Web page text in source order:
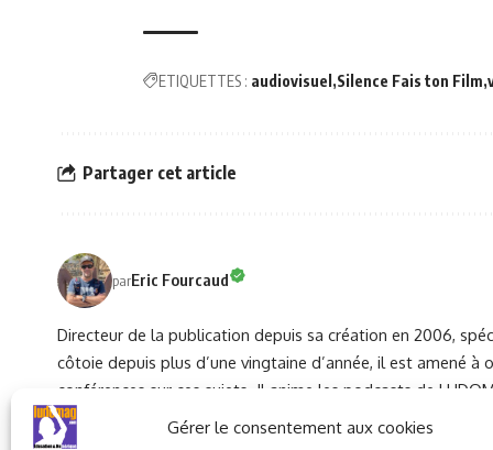
Gérer le consentement aux cookies
ETIQUETTES : audiovisuel Silence Fais ton Film
Partager cet article
parEric Fourcaud
Directeur de la publication depuis sa création en 2006,
côtoie depuis plus d’une vingtaine d’année, il est amené
conférences sur ces sujets. Il anime les podcasts de
développement et des partenariats.